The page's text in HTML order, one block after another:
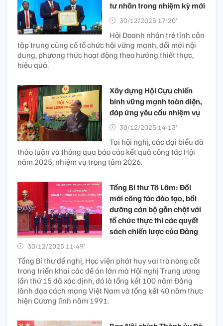
tư nhân trong nhiệm kỳ mới
30/12/2025 17:20’
Hội Doanh nhân trẻ tỉnh cần
tập trung củng cố tổ chức hội vững mạnh, đổi mới nội
dung, phương thức hoạt động theo hướng thiết thực,
hiệu quả.
Xây dựng Hội Cựu chiến
binh vững mạnh toàn diện,
đáp ứng yêu cầu nhiệm vụ
30/12/2025 14:13’
Tại hội nghị, các đại biểu đã
thảo luận và thông qua báo cáo kết quả công tác Hội
năm 2025, nhiệm vụ trọng tâm 2026.
Tổng Bí thư Tô Lâm: Đổi
mới công tác đào tạo, bồi
dưỡng cán bộ gắn chặt với
tổ chức thực thi các quyết
sách chiến lược của Đảng
30/12/2025 11:49’
Tổng Bí thư đề nghị, Học viện phát huy vai trò nòng cốt
trong triển khai các đề án lớn mà Hội nghị Trung ương
lần thứ 15 đã xác định, đó là tổng kết 100 năm Đảng
lãnh đạo cách mạng Việt Nam và tổng kết 40 năm thực
hiện Cương lĩnh năm 1991.